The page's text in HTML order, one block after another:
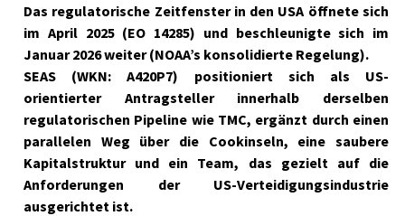
Das regulatorische Zeitfenster in den USA öffnete sich
im April 2025 (EO 14285) und beschleunigte sich im
Januar 2026 weiter (NOAA’s konsolidierte Regelung).
SEAS
(WKN: A420P7) positioniert sich als US-
orientierter Antragsteller innerhalb derselben
regulatorischen Pipeline wie TMC, ergänzt durch einen
parallelen Weg über die Cookinseln, eine saubere
Kapitalstruktur und ein Team, das gezielt auf die
Anforderungen der US-Verteidigungsindustrie
ausgerichtet ist.